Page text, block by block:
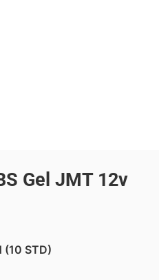
Gel JMT 12v
(10 STD)